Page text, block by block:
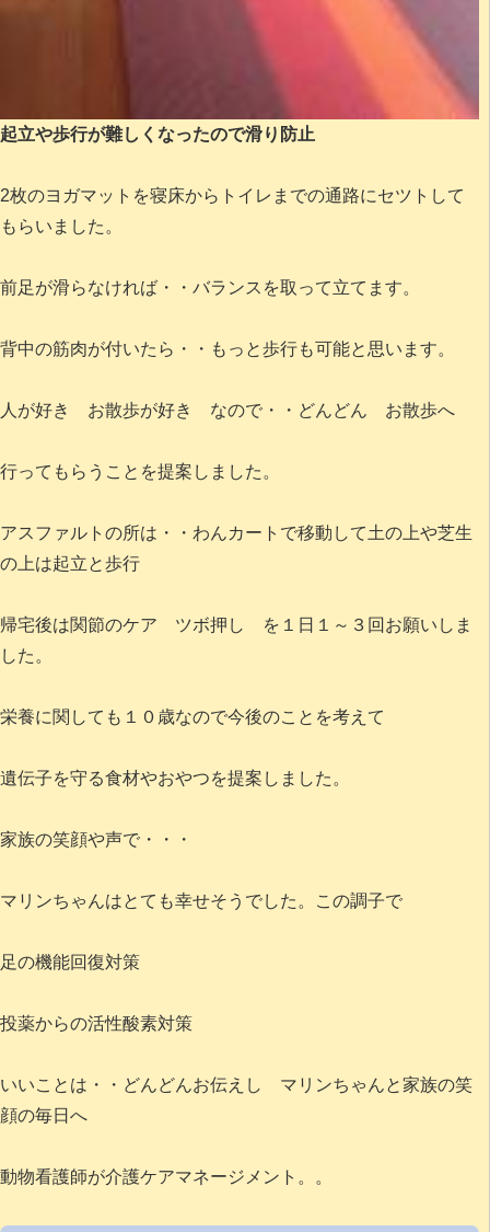
起立や歩行が難しくなったので滑り防止
2枚のヨガマットを寝床からトイレまでの通路にセツトして
もらいました。
前足が滑らなければ・・バランスを取って立てます。
背中の筋肉が付いたら・・もっと歩行も可能と思います。
人が好き お散歩が好き なので・・どんどん お散歩へ
行ってもらうことを提案しました。
アスファルトの所は・・わんカートで移動して土の上や芝生
の上は起立と歩行
帰宅後は関節のケア ツボ押し を１日１～３回お願いしま
した。
栄養に関しても１０歳なので今後のことを考えて
遺伝子を守る食材やおやつを提案しました。
家族の笑顔や声で・・・
マリンちゃんはとても幸せそうでした。この調子で
足の機能回復対策
投薬からの活性酸素対策
いいことは・・どんどんお伝えし マリンちゃんと家族の笑
顔の毎日へ
動物看護師が介護ケアマネージメント。。